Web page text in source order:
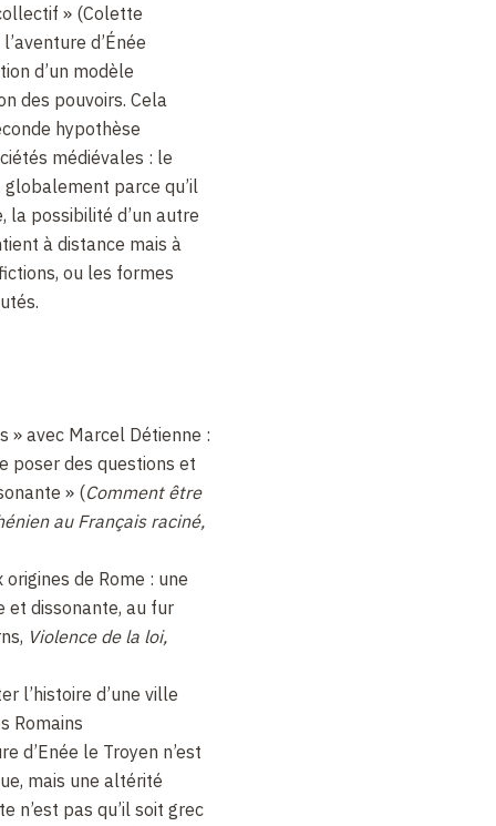
» (Colette
d’Énée
d’un modèle
des pouvoirs. Cela
hypothèse
médiévales : le
parce qu’il
la possibilité d’un autre
à distance mais à
ou les formes
» avec Marcel Détienne :
poser des questions et
» (Comment être
au Français raciné,
de Rome : une
et dissonante, au fur
Violence de la loi,
l’histoire d’une ville
Romains
d’Enée le Troyen n’est
mais une altérité
n’est pas qu’il soit grec